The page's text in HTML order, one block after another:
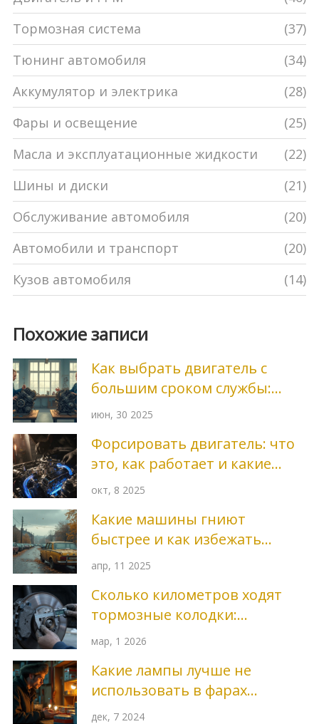
Тормозная система
(37)
Тюнинг автомобиля
(34)
Аккумулятор и электрика
(28)
Фары и освещение
(25)
Масла и эксплуатационные жидкости
(22)
Шины и диски
(21)
Обслуживание автомобиля
(20)
Автомобили и транспорт
(20)
Кузов автомобиля
(14)
Похожие записи
Как выбрать двигатель с
большим сроком службы:
секреты надежности и
июн, 30 2025
Форсировать двигатель: что
это, как работает и какие
риски
окт, 8 2025
Какие машины гниют
быстрее и как избежать
проблем
апр, 11 2025
Сколько километров ходят
тормозные колодки:
реальные цифры и факторы
износа
мар, 1 2026
Какие лампы лучше не
использовать в фарах
автомобиля
дек, 7 2024